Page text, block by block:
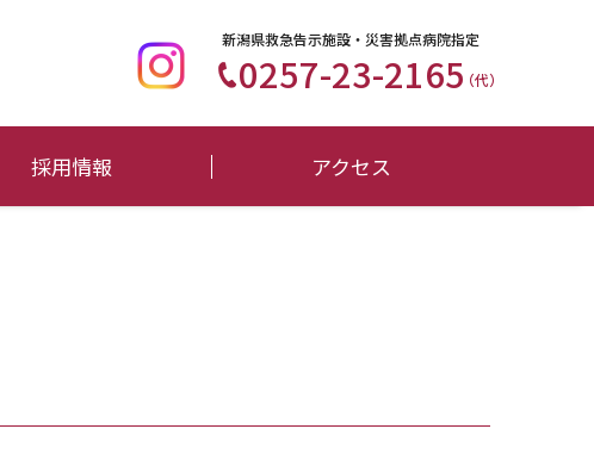
新潟県救急告示施設・災害拠点病院指定
0257-23-2165（代）
採用情報 アクセス